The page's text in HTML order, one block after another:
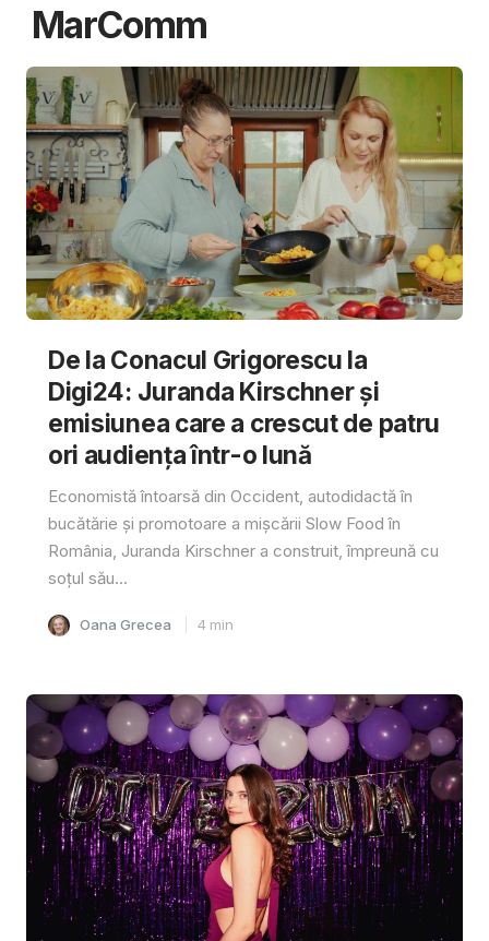
MarComm
De la Conacul Grigorescu la
Digi24: Juranda Kirschner și
emisiunea care a crescut de patru
ori audiența într-o lună
Economistă întoarsă din Occident, autodidactă în
bucătărie și promotoare a mișcării Slow Food în
România, Juranda Kirschner a construit, împreună cu
soțul său...
Oana Grecea 4 min